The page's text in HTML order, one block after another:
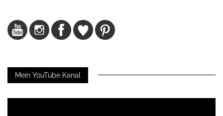
Mein YouTube Kanal